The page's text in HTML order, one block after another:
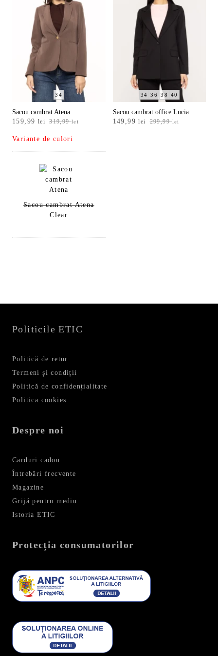
34
Sacou cambrat Atena
319,99lei
Prețul
a
fost:
159,99 lei
Prețul
este:
159,99 lei.
Variante de culori
Sacou cambrat Atena
Clear
34 36 38 40
Sacou cambrat office Lucia
299,99lei
Prețul
149,99lei
Prețul
Politicile ETIC
Politică de retur
Termeni și condiții
Politică de confidențialitate
Politica cookies
Despre noi
Carduri cadou
Întrebări frecvente
Magazine
Grijă pentru mediu
Istoria ETIC
Protecția consumatorilor